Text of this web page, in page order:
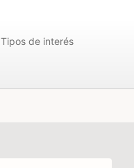
Tipos de interés